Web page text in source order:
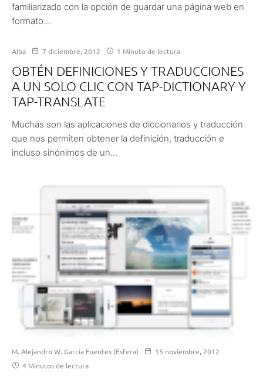
familiarizado con la opción de guardar una página web en
formato...
Alba 7 diciembre, 2012 1 Minuto de lectura
OBTÉN DEFINICIONES Y TRADUCCIONES
A UN SOLO CLIC CON TAP-DICTIONARY Y
TAP-TRANSLATE
Muchas son las aplicaciones de diccionarios y traducción
que nos permiten obtener la definición, traducción e
incluso sinónimos de un...
M. Alejandro W. García Fuentes (Esfera)
15 noviembre, 2012
4 Minutos de lectura